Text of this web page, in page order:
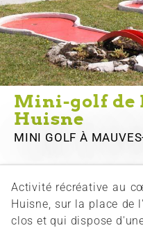
Mini-golf de
Huisne
MINI GOLFÀ
Activité récréative au
Huisne, sur la place de
clos et qui dispose